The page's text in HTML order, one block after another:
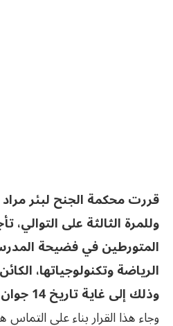
قررت محكمة الجنح لبئر
وللمرة الثالثة على
المتورطين في فضيحة
الرياضة وتكنولوجياتها،
وذلك إلى غاية تاريخ 14 جوان الجاري.
وجاء هذا القرار بناء على التماس